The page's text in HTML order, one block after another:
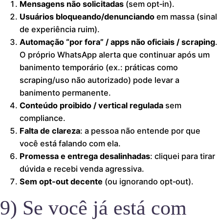
Mensagens não solicitadas (sem opt‑in).
Usuários bloqueando/denunciando em massa (sinal
de experiência ruim).
Automação “por fora” / apps não oficiais / scraping.
O próprio WhatsApp alerta que continuar após um
banimento temporário (ex.: práticas como
scraping/uso não autorizado) pode levar a
banimento permanente.
Conteúdo proibido / vertical regulada sem
compliance.
Falta de clareza: a pessoa não entende por que
você está falando com ela.
Promessa e entrega desalinhadas: cliquei para tirar
dúvida e recebi venda agressiva.
Sem opt‑out decente (ou ignorando opt‑out).
9) Se você já está com